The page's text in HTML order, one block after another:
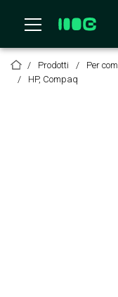
Prodotti Per
HP, Compaq